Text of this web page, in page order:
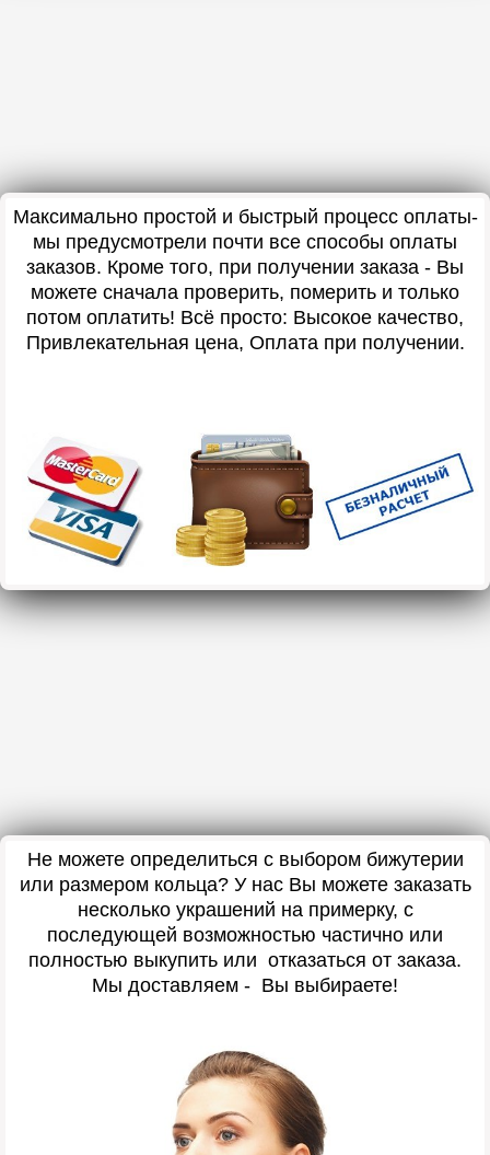
Максимально простой и быстрый процесс оплаты-
мы предусмотрели почти все способы оплаты
заказов. Кроме того, при получении заказа - Вы
можете сначала проверить, померить и только
потом оплатить! Всё просто: Высокое качество,
Привлекательная цена, Оплата при получении.
Не можете определиться с выбором бижутерии
или размером кольца? У нас Вы можете заказать
несколько украшений на примерку, с
последующей возможностью частично или
полностью выкупить или отказаться от заказа.
Мы доставляем - Вы выбираете!